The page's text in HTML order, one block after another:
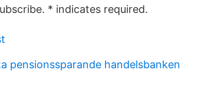
* indicates required.
pensionssparande handelsbanken